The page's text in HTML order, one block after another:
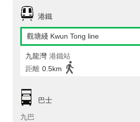
港鐵
觀塘綫 Kwun Tong line
九龍灣 港鐵站
距離 0.5km
巴士
九巴